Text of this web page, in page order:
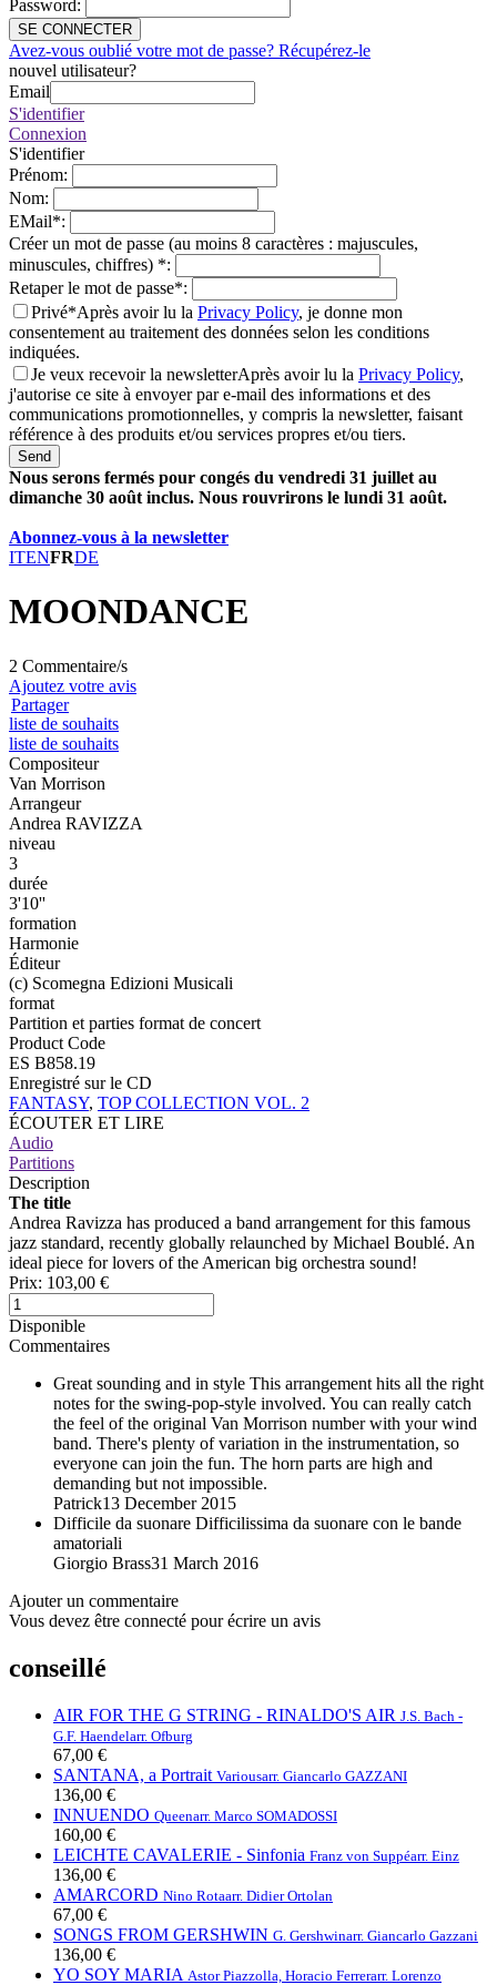
Password:
SE CONNECTER
Avez-vous oublié votre mot de passe? Récupérez-le
nouvel utilisateur?
Email
S'identifier
Connexion
S'identifier
Prénom:
Nom:
EMail*:
Créer un mot de passe (au moins 8 caractères : majuscules,
minuscules, chiffres) *:
Retaper le mot de passe*:
Privé*Après avoir lu la Privacy Policy, je donne mon
consentement au traitement des données selon les conditions
indiquées.
Je veux recevoir la newsletterAprès avoir lu la Privacy Policy,
j'autorise ce site à envoyer par e-mail des informations et des
communications promotionnelles, y compris la newsletter, faisant
référence à des produits et/ou services propres et/ou tiers.
Send
Nous serons fermés pour congés du vendredi 31 juillet au
dimanche 30 août inclus. Nous rouvrirons le lundi 31 août.
Abonnez-vous à la newsletter
ITENFRDE
MOONDANCE
2 Commentaire/s
Ajoutez votre avis
Partager
liste de souhaits
liste de souhaits
Compositeur
Van Morrison
Arrangeur
Andrea RAVIZZA
niveau
3
durée
3'10''
formation
Harmonie
Éditeur
(c) Scomegna Edizioni Musicali
format
Partition et parties format de concert
Product Code
ES B858.19
Enregistré sur le CD
FANTASY, TOP COLLECTION VOL. 2
ÉCOUTER ET LIRE
Audio
Partitions
Description
The title
Andrea Ravizza has produced a band arrangement for this famous
jazz standard, recently globally relaunched by Michael Boublé. An
ideal piece for lovers of the American big orchestra sound!
Prix: 103,00 €
Disponible
Commentaires
Great sounding and in style This arrangement hits all the right
notes for the swing-pop-style involved. You can really catch
the feel of the original Van Morrison number with your wind
band. There's plenty of variation in the instrumentation, so
everyone can join the fun. The horn parts are high and
demanding but not impossible.
Patrick13 December 2015
Difficile da suonare Difficilissima da suonare con le bande
amatoriali
Giorgio Brass31 March 2016
Ajouter un commentaire
Vous devez être connecté pour écrire un avis
conseillé
AIR FOR THE G STRING - RINALDO'S AIR J.S. Bach -
G.F. Haendelarr. Ofburg
67,00 €
SANTANA, a Portrait Variousarr. Giancarlo GAZZANI
136,00 €
INNUENDO Queenarr. Marco SOMADOSSI
160,00 €
LEICHTE CAVALERIE - Sinfonia Franz von Suppéarr. Einz
136,00 €
AMARCORD Nino Rotaarr. Didier Ortolan
67,00 €
SONGS FROM GERSHWIN G. Gershwinarr. Giancarlo Gazzani
136,00 €
YO SOY MARIA Astor Piazzolla, Horacio Ferrerarr. Lorenzo